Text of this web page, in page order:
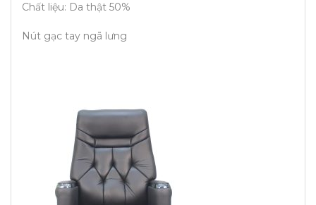
Chất liệu: Da thật 50%
Nút gạc tay ngã lưng